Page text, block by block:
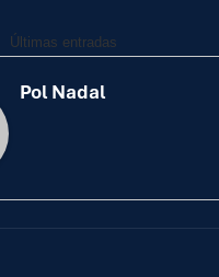
Últimas entradas
Pol Nadal